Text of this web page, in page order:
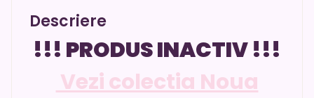
Descriere
!!! PRODUS INACTIV !!!
Vezi colectia Noua